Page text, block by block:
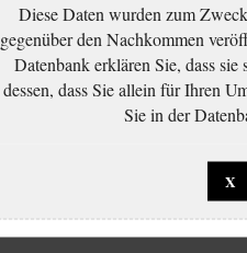
Diese Daten wurden zum
gegenüber den Nachkommen
Datenbank erklären Sie, dass sie
dessen, dass Sie allein für Ihren
Sie in der
X